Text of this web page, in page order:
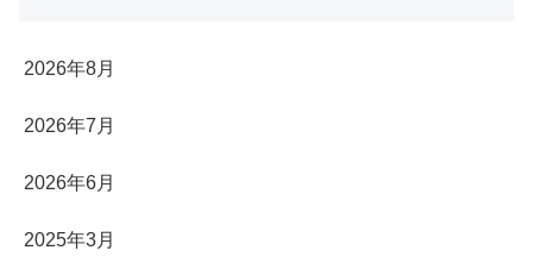
2026年8月
2026年7月
2026年6月
2025年3月